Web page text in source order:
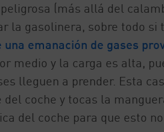
(más allá del
la gasolinera, sobre todo si
emanación de gases
medio y la carga es alta,
lleguen a prender. Esta
coche y tocas la
del coche para que esto